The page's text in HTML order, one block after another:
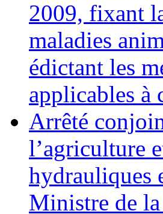
2009, fixant
maladies
édictant les
applicables à
Arrêté
l’agriculture
hydrauliques
Ministre de